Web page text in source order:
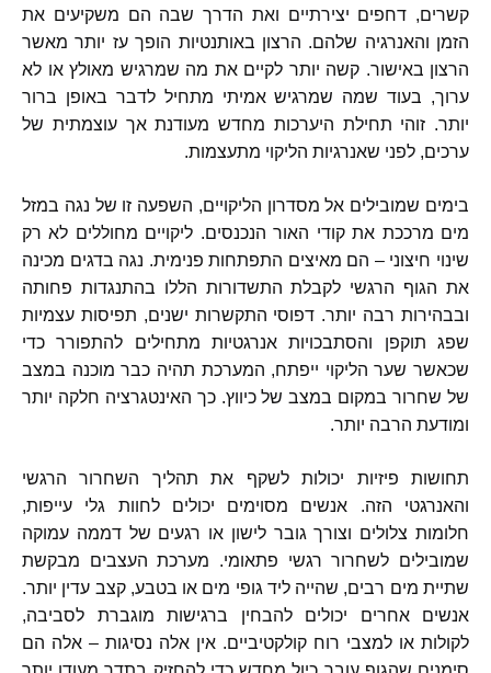
קשרים, דחפים יצירתיים ואת הדרך שבה הם משקיעים את
הזמן והאנרגיה שלהם. הרצון באותנטיות הופך עז יותר מאשר
הרצון באישור. קשה יותר לקיים את מה שמרגיש מאולץ או לא
ערוך, בעוד שמה שמרגיש אמיתי מתחיל לדבר באופן ברור
יותר. זוהי תחילת היערכות מחדש מעודנת אך עוצמתית של
ערכים, לפני שאנרגיות הליקוי מתעצמות.
בימים שמובילים אל מסדרון הליקויים, השפעה זו של נגה במזל
מים מרככת את קודי האור הנכנסים. ליקויים מחוללים לא רק
שינוי חיצוני – הם מאיצים התפתחות פנימית. נגה בדגים מכינה
את הגוף הרגשי לקבלת התשדורות הללו בהתנגדות פחותה
ובבהירות רבה יותר. דפוסי התקשרות ישנים, תפיסות עצמיות
שפג תוקפן והסתבכויות אנרגטיות מתחילים להתפורר כדי
שכאשר שער הליקוי ייפתח, המערכת תהיה כבר מוכנה במצב
של שחרור במקום במצב של כיווץ.כך האינטגרציה חלקה יותר
ומודעת הרבה יותר.
תחושות פיזיות יכולות לשקף את תהליך השחרור הרגשי
והאנרגטי הזה. אנשים מסוימים יכולים לחוות גלי עייפות,
חלומות צלולים וצורך גובר לישון או רגעים של דממה עמוקה
שמובילים לשחרור רגשי פתאומי. מערכת העצבים מבקשת
שתיית מים רבים, שהייה ליד גופי מים או בטבע,קצב עדין יותר.
אנשים אחרים יכולים להבחין ברגישות מוגברת לסביבה,
לקולות או למצבי רוח קולקטיביים. אין אלה נסיגות – אלה הם